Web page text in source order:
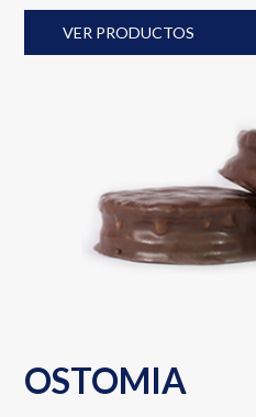
VER PRODUCTOS
OSTOMIA